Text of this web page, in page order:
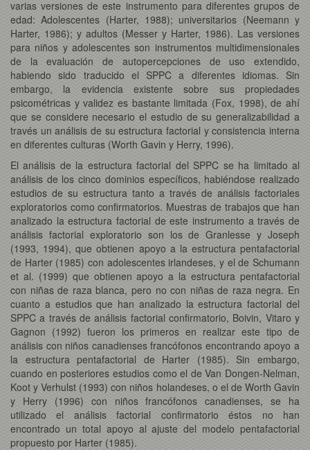
varias versiones de este instrumento para diferentes grupos de
edad: Adolescentes (Harter, 1988); universitarios (Neemann y
Harter, 1986); y adultos (Messer y Harter, 1986). Las versiones
para niños y adolescentes son instrumentos multidimensionales
de la evaluación de autopercepciones de uso extendido,
habiendo sido traducido el SPPC a diferentes idiomas. Sin
embargo, la evidencia existente sobre sus propiedades
psicométricas y validez es bastante limitada (Fox, 1998), de ahí
que se considere necesario el estudio de su generalizabilidad a
través un análisis de su estructura factorial y consistencia interna
en diferentes culturas (Worth Gavin y Herry, 1996).
El análisis de la estructura factorial del SPPC se ha limitado al
análisis de los cinco dominios específicos, habiéndose realizado
estudios de su estructura tanto a través de análisis factoriales
exploratorios como confirmatorios. Muestras de trabajos que han
analizado la estructura factorial de este instrumento a través de
análisis factorial exploratorio son los de Granlesse y Joseph
(1993, 1994), que obtienen apoyo a la estructura pentafactorial
de Harter (1985) con adolescentes irlandeses, y el de Schumann
et al. (1999) que obtienen apoyo a la estructura pentafactorial
con niñas de raza blanca, pero no con niñas de raza negra. En
cuanto a estudios que han analizado la estructura factorial del
SPPC a través de análisis factorial confirmatorio, Boivin, Vitaro y
Gagnon (1992) fueron los primeros en realizar este tipo de
análisis con niños canadienses francófonos encontrando apoyo a
la estructura pentafactorial de Harter (1985). Sin embargo,
cuando en posteriores estudios como el de Van Dongen-Nelman,
Koot y Verhulst (1993) con niños holandeses, o el de Worth Gavin
y Herry (1996) con niños francófonos canadienses, se ha
utilizado el análisis factorial confirmatorio éstos no han
encontrado un total apoyo al ajuste del modelo pentafactorial
propuesto por Harter (1985).